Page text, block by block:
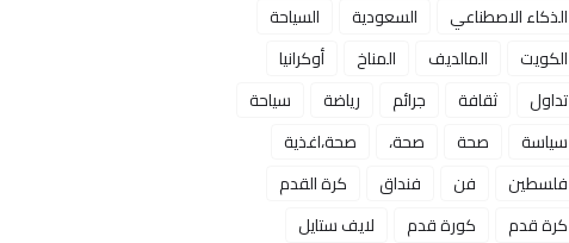
الذكاء الاصطناعي
السعودية
السياحة
الكويت
المالديف المناخ
أوكرانيا
تداول
ثقافة جرائم رياضة
سياحة
سياسة
صحة صحة،
صحة،اغذية
فلسطين
فن فنداق
كرة القدم
كرة قدم
كورة قدم لايف ستايل